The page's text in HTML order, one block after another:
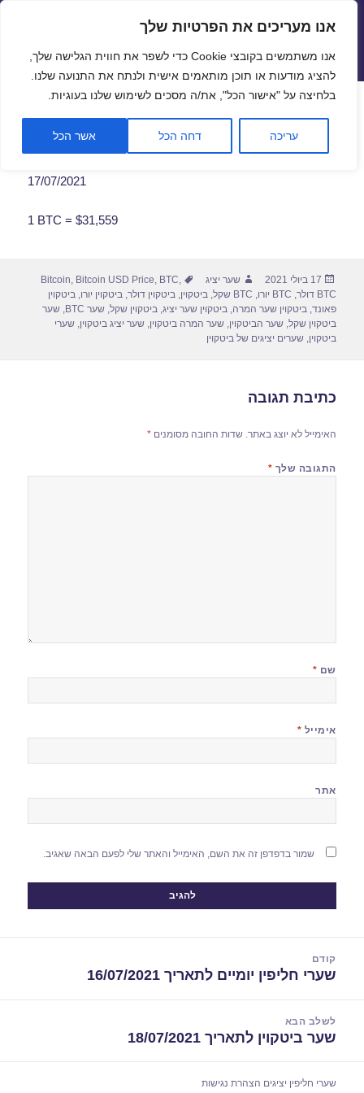
פתח
אנו מעריכים את הפרטיות שלך
אנו משתמשים בקובצי Cookie כדי לשפר את חווית הגלישה שלך,
להציג מודעות או תוכן מותאמים אישית ולנתח את התנועה שלנו.
בלחיצה על "אישור הכל", את/ה מסכים לשימוש שלנו בעוגיות.
עריכה דחה הכל אשר הכל
שערי חליפין יציגים – שער יציג
תפריטים
ווידג'טים
שער ביטקוין לתאריך 17/07/2021
17/07/2021
1 BTC = $31,559
פורסם
בתאריך
17 ביולי 2021 מחבר
שער יציג תגיות Bitcoin, Bitcoin USD Price, BTC,
BTC דולר
, BTC יורו , BTC שקל ,ביטקוין,ביטקוין דולר,ביטקוין יורו,ביטקוין
פאונד,ביטקוין שער המרה,ביטקוין שער יציג,ביטקוין שקל,שער BTC ,שער
ביטקוין שקל,שער הביטקוין,שער המרה ביטקוין,שער יציג ביטקוין,שערי
ביטקוין,שערים יציגים של ביטקוין
כתיבת תגובה
האימייל לא יוצג באתר. שדות החובה מסומנים*
התגובה שלך *
שם *
אימייל *
אתר
שמור בדפדפן זה את השם, האימייל והאתר שלי לפעם הבאה שאגיב.
קודם
הפוסט
שערי חליפין יומיים לתאריך 16/07/2021
לשלב הבא
הפוסט
שער ביטקוין לתאריך 18/07/2021
שערי חליפין יציגים הצהרת נגישות